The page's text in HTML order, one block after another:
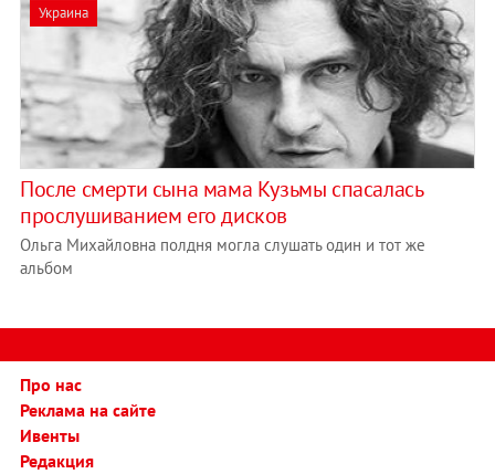
Украина
После смерти сына мама Кузьмы спасалась
прослушиванием его дисков
Ольга Михайловна полдня могла слушать один и тот же
альбом
Про нас
Реклама на сайте
Ивенты
Редакция